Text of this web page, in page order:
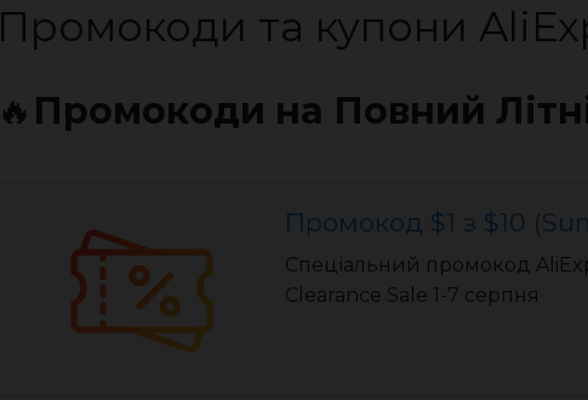
Промокоди та купони
🔥 Промокоди на Повний
Промокод $1 з $10
Спеціальний промокод
Clearance Sale 1-7 серпня